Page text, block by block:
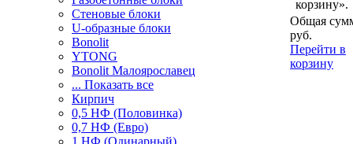
Стеновые блоки
U-образные блоки
Bonolit
YTONG
Bonolit Малоярославец
... Показать все
Кирпич
0,5 НФ (Половинка)
0,7 НФ (Евро)
1 НФ (Одинарный)
корзину».
Общая
руб.
Перейти в
корзину